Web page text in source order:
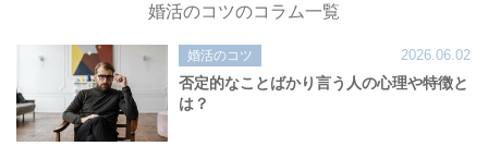
婚活のコツのコラム一覧
婚活のコツ 2026.06.02
否定的なことばかり言う人の心理や特徴と
は？